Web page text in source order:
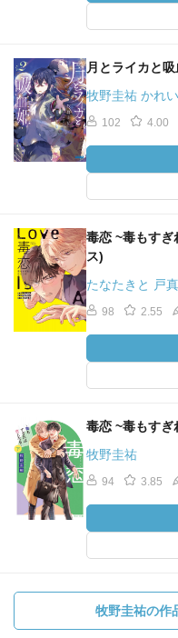
月とライカと
牧野圭祐 かれい
102 4.00
毒恋 ~毒もすぎ
ス)
たなたきと 戸
98 2.55
毒恋 ~毒もすぎ
牧野圭祐
94 3.85
牧野圭祐の作